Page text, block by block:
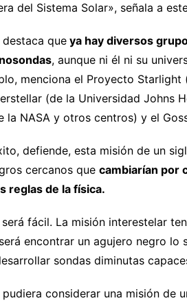
del Sistema Solar», señala a
que ya hay diversos
, aunque ni él ni su
menciona el Proyecto
(de la Universidad Johns
la NASA y otros centros) y el
defiende, esta misión de un
cercanos que cambiarían por
reglas de la física.
fácil. La misión interestelar
encontrar un agujero negro
sondas diminutas
pudiera considerar una misión de